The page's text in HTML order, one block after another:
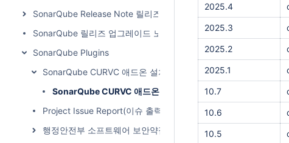
SonarQube Release Note 릴리즈 노트
SonarQube 릴리즈 업그레이드 노트
SonarQube Plugins
SonarQube CURVC 애드온 설치 가이드
SonarQube CURVC 애드온 설치 파일
Project Issue Report(이슈 출력) for SonarQube
행정안전부 소프트웨어 보안약점 진단 for SonarQube
2025.4
2025.3
2025.2
2025.1
10.7
10.6
10.5